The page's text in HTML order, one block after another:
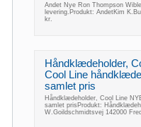
Andet Nye Ron Thompson
levering.Produkt: AndetKim
kr.
Håndklædeholder,
Cool Line
samlet pris
Håndklædeholder, Cool Line
samlet prisProdukt:
W.Goildschmidtsvej 142000